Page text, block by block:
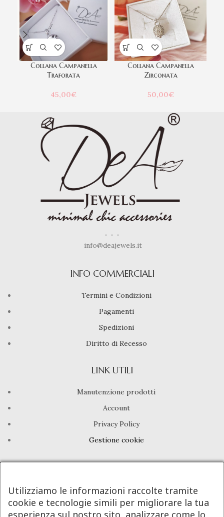
Collana Campanella
Traforata
45,00€
Collana Campanella
Zirconata
50,00€
info@deajewels.it
INFO COMMERCIALI
Termini e Condizioni
Pagamenti
Spedizioni
Diritto di Recesso
LINK UTILI
Manutenzione prodotti
Account
Privacy Policy
Gestione cookie
Chi siamo
Dicono di noi
Utilizziamo le informazioni raccolte tramite
cookie e tecnologie simili per migliorare la tua
esperienza sul nostro sito, analizzare come lo